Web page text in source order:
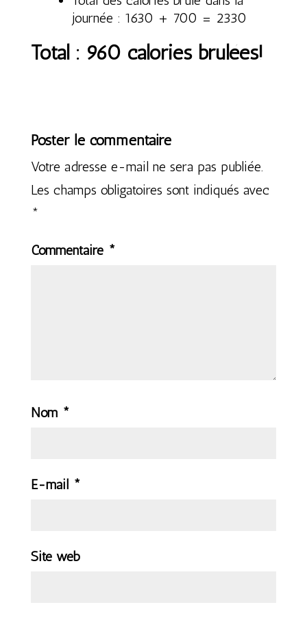
journée : 1630 + 700 = 2330
Total : 960 calories brulées!
Poster le commentaire
Votre adresse e-mail ne sera pas publiée.
Les champs obligatoires sont indiqués avec
*
Commentaire *
Nom *
E-mail *
Site web